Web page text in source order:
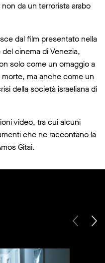
da un terrorista arabo
dal film presentato nella
cinema di Venezia,
solo come un omaggio a
morte, ma anche come un
della società israeliana di
video, tra cui alcuni
che ne raccontano la
Gitai.